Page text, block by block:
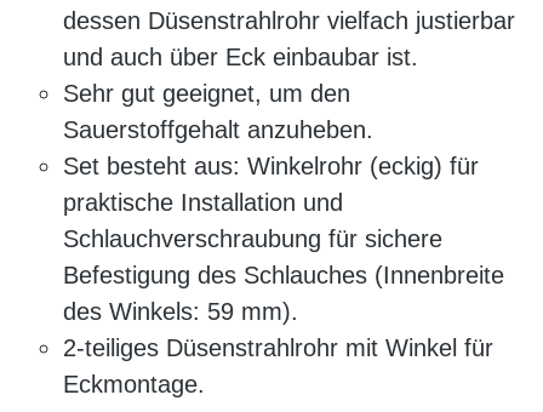
dessen Düsenstrahlrohr vielfach justierbar
und auch über Eck einbaubar ist.
Sehr gut geeignet, um den
Sauerstoffgehalt anzuheben.
Set besteht aus: Winkelrohr (eckig) für
praktische Installation und
Schlauchverschraubung für sichere
Befestigung des Schlauches (Innenbreite
des Winkels: 59 mm).
2-teiliges Düsenstrahlrohr mit Winkel für
Eckmontage.